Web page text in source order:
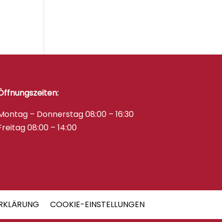
– Donnerstag 08:00 – 16:30
08:00 – 14:00
COOKIE-EINSTELLUNGEN